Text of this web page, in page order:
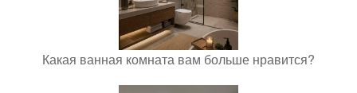
Какая ванная комната вам больше нравится?